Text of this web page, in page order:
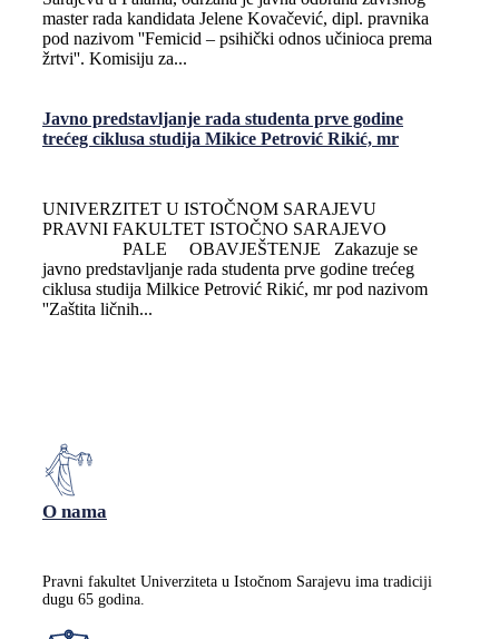
master rada kandidata Jelene Kovačević, dipl. pravnika
pod nazivom ''Femicid – psihički odnos učinioca prema
žrtvi''. Komisiju za...
Javno predstavljanje rada studenta prve godine
trećeg ciklusa studija Mikice Petrović Rikić, mr
UNIVERZITET U ISTOČNOM SARAJEVU
PRAVNI FAKULTET ISTOČNO SARAJEVO
PALE OBAVJEŠTENJE Zakazuje se
javno predstavljanje rada studenta prve godine trećeg
ciklusa studija Milkice Petrović Rikić, mr pod nazivom
''Zaštita ličnih...
O nama
Pravni fakultet Univerziteta u Istočnom Sarajevu ima tradiciji
dugu 65 godina.